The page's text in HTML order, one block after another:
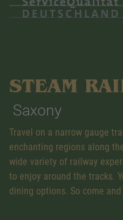
STEAM
Saxony
Travel on a narrow gauge
enchanting regions along
wide variety of railway
to enjoy around the tracks.
dining options. So come